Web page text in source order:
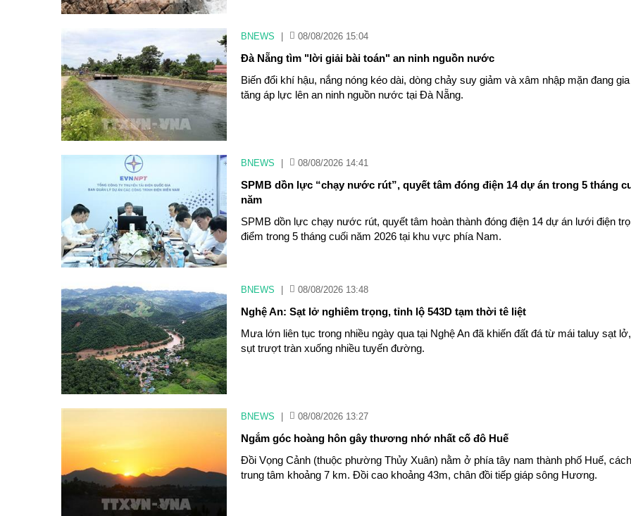
BNEWS 08/08/2026 15:04
Đà Nẵng tìm "lời giải bài toán" an ninh nguồn nước
Biến đổi khí hậu, nắng nóng kéo dài, dòng chảy suy giảm và xâm nhập mặn đang gia
tăng áp lực lên an ninh nguồn nước tại Đà Nẵng.
BNEWS 08/08/2026 14:41
SPMB dồn lực “chạy nước rút”, quyết tâm đóng điện 14 dự án trong 5 tháng
năm
SPMB dồn lực chạy nước rút, quyết tâm hoàn thành đóng điện 14 dự án lưới điện
điểm trong 5 tháng cuối năm 2026 tại khu vực phía Nam.
BNEWS 08/08/2026 13:48
Nghệ An: Sạt lở nghiêm trọng, tỉnh lộ 543D tạm thời tê liệt
Mưa lớn liên tục trong nhiều ngày qua tại Nghệ An đã khiến đất đá từ mái taluy sạt lở,
sụt trượt tràn xuống nhiều tuyến đường.
BNEWS 08/08/2026 13:27
Ngắm góc hoàng hôn gây thương nhớ nhất cố đô Huế
Đồi Vọng Cảnh (thuộc phường Thủy Xuân) nằm ở phía tây nam thành phố Huế, cách
trung tâm khoảng 7 km. Đồi cao khoảng 43m, chân đồi tiếp giáp sông Hương.